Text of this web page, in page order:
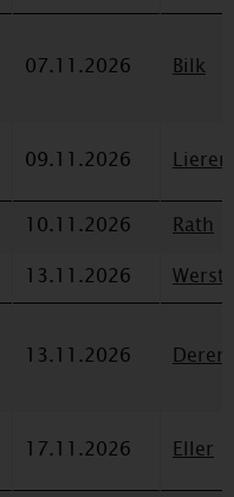
07.11.2026 Bilk
09.11.2026
10.11.2026
Rath
13.11.2026
13.11.2026
17.11.2026 Eller